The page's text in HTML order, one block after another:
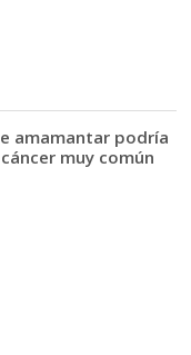
amamantar podría
muy común